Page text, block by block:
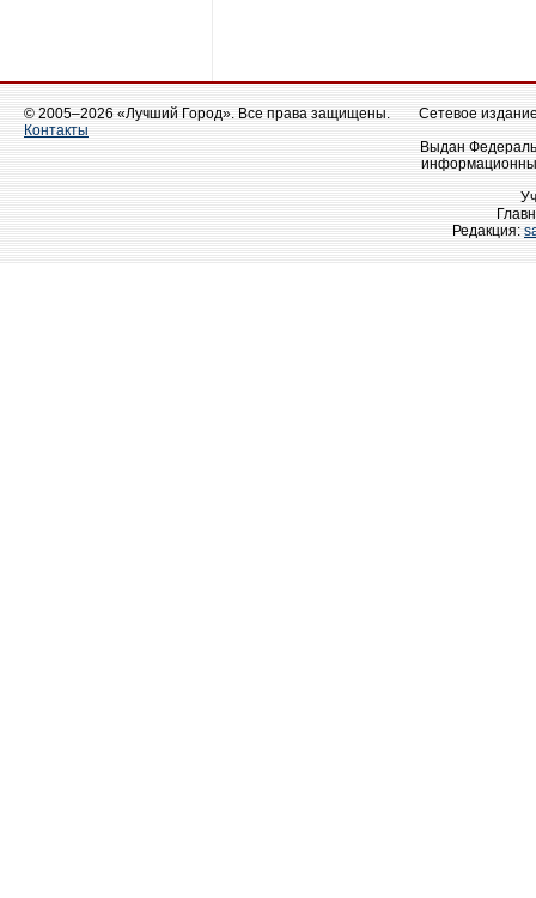
© 2005–2026 «Лучший Город». Все права защищены.
Контакты
Сетевое
Выдан
Редакция: